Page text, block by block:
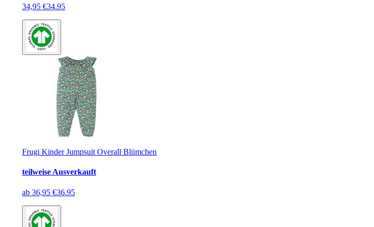
34,95 €34.95
Frugi Kinder Jumpsuit Overall Blümchen
teilweise Ausverkauft
ab 36,95 €36.95